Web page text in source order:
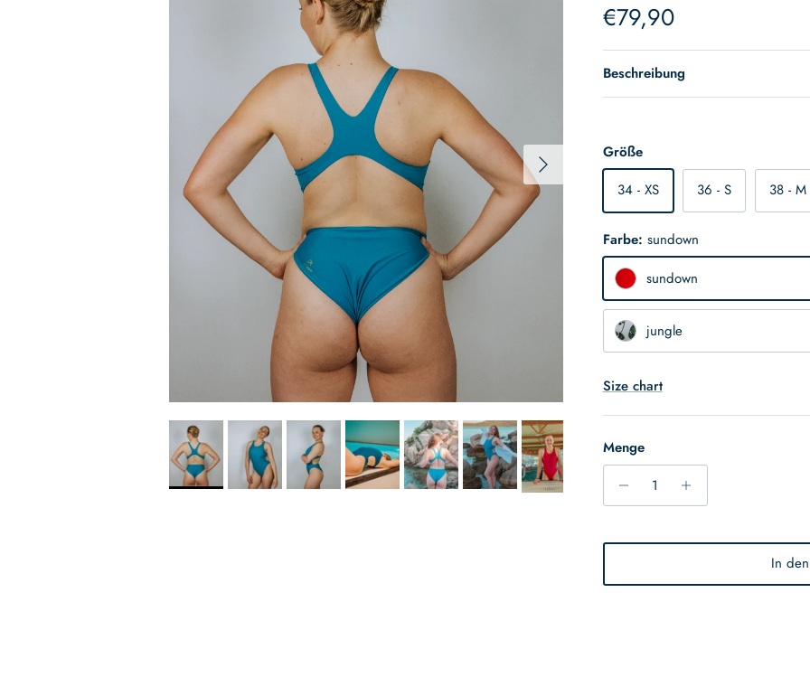
Nächste
Normaler Preis
€79,90
Beschreibung
Größe
34 - XS
36 - S 38 - M
Farbe: sundown
sundown
jungle
Size chart
Menge
In